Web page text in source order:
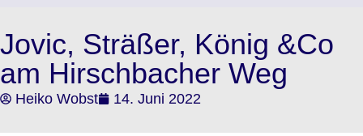
Jovic, Sträßer, König &Co
am Hirschbacher Weg
Heiko Wobst 14. Juni 2022